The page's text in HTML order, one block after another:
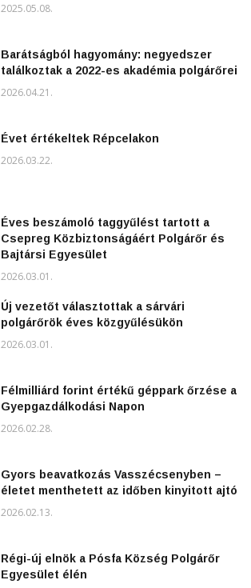
2025.05.08.
Barátságból hagyomány: negyedszer
találkoztak a 2022-es akadémia polgárőrei
2026.04.21.
Évet értékeltek Répcelakon
2026.03.22.
Éves beszámoló taggyűlést tartott a
Csepreg Közbiztonságáért Polgárőr és
Bajtársi Egyesület
2026.03.01.
Új vezetőt választottak a sárvári
polgárőrök éves közgyűlésükön
2026.03.01.
Félmilliárd forint értékű géppark őrzése a
Gyepgazdálkodási Napon
2026.02.28.
Gyors beavatkozás Vasszécsenyben –
életet menthetett az időben kinyitott ajtó
2026.02.13.
Régi-új elnök a Pósfa Község Polgárőr
Egyesület élén